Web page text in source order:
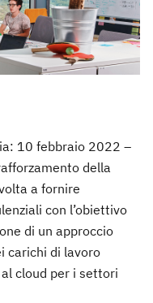
10 febbraio 2022 –
della
a fornire
con l’obiettivo
di un approccio
carichi di lavoro
cloud per i settori